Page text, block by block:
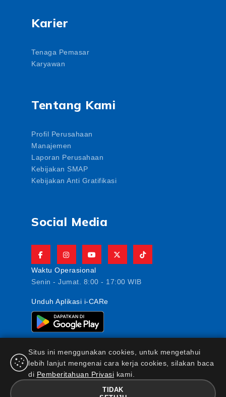
Karier
Tenaga Pemasar
Karyawan
Tentang Kami
Profil Perusahaan
Manajemen
Laporan Perusahaan
Kebijakan SMAP
Kebijakan Anti Gratifikasi
Social Media
Waktu Operasional
Senin - Jumat. 8:00 - 17:00 WIB
Unduh Aplikasi i-CARe
PT AJ Central Asia Raya berizin dan diawasi oleh
Otoritas Jasa Keuangan
Situs ini menggunakan cookies, untuk mengetahui
lebih lanjut mengenai cara kerja cookies, silakan baca
di Pemberitahuan Privasi kami.
TIDAK